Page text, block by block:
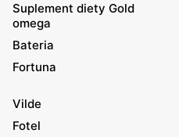
Suplement diety Gold
omega
Bateria
Fortuna
Vilde
Fotel